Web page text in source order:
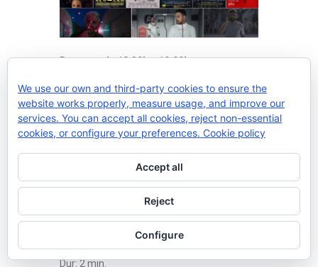
Descans de 18:30h a 19:00h.
19:00h-21:00h: PROJECCIÓ DE
CURTMETRATGES.
–Fals Tràiler per a l’assignatura de
Postproducció Digital (CAUP), de la
Universitat Miguel Hernández, de Jose
Antonio Amorós, Paula Campos, Ibai
Dur: 2 min.
We use our own and third-party cookies to ensure the
website works properly, measure usage, and improve our
services. You can accept all cookies, reject non-essential
cookies, or configure your preferences. Cookie policy
Accept all
Reject
Configure